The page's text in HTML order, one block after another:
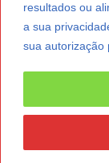
resultados ou
a sua
sua autorização